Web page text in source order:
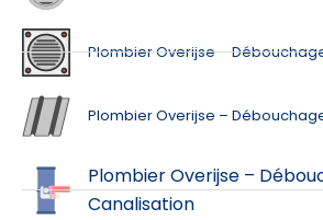
Plombier Overijse –
Plombier Overijse –
Plombier Overijse –
Canalisation